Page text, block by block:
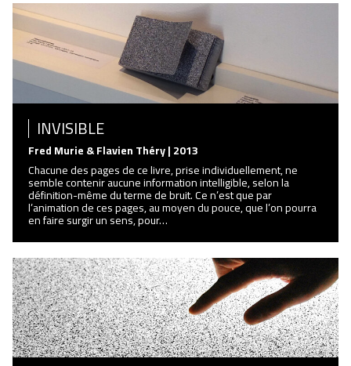
INVISIBLE
Fred Murie & Flavien Théry | 2013
Chacune des pages de ce livre, prise individuellement, ne
semble contenir aucune information intelligible, selon la
définition-même du terme de bruit. Ce n’est que par
l’animation de ces pages, au moyen du pouce, que l’on pourra
en faire surgir un sens, pour…